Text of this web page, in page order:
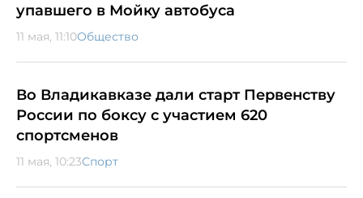
упавшего в Мойку автобуса
11 мая, 11:10Общество
Во Владикавказе дали старт Первенству
России по боксу с участием 620
спортсменов
11 мая, 10:23Спорт